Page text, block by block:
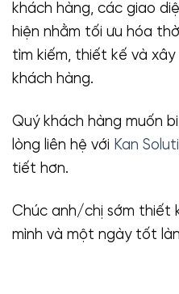
khách hàng, các giao
hiện nhằm tối ưu hóa
tìm kiếm, thiết kế và
khách hàng.
Quý khách hàng muốn
lòng liên hệ với Kan
tiết hơn.
Chúc anh/chị sớm thiết
mình và một ngày tốt